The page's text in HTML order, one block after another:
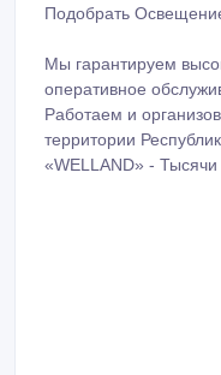
Подобрать
Мы гарантируем
оперативное
Работаем и
территории
«WELLAND» -